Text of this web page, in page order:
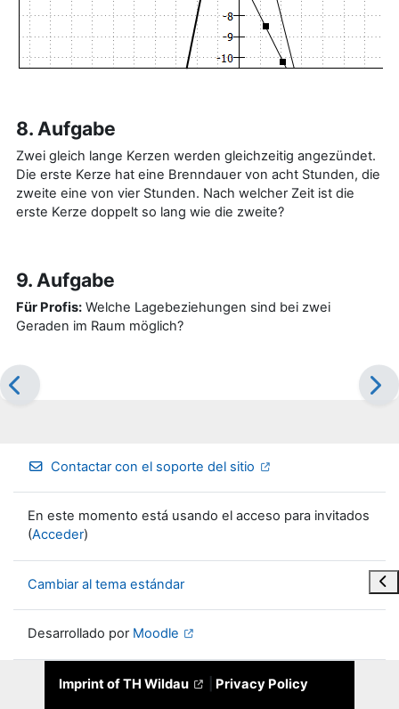
8. Aufgabe
Zwei gleich lange Kerzen werden gleichzeitig angezündet.
Die erste Kerze hat eine Brenndauer von acht Stunden, die
zweite eine von vier Stunden. Nach welcher Zeit ist die
erste Kerze doppelt so lang wie die zweite?
9. Aufgabe
Für Profis: Welche Lagebeziehungen sind bei zwei
Geraden im Raum möglich?
Contactar con el soporte del sitio
En este momento está usando el acceso para invitados
(Acceder)
Cambiar al tema estándar
Desarrollado por Moodle
Imprint of TH Wildau Privacy Policy